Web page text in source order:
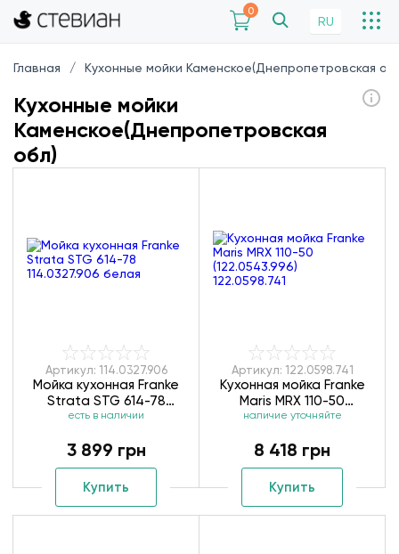
0
RU
Главная Кухонные мойки Каменское(Днепропетровская
Кухонные мойки
Каменское(Днепропетровская
обл)
Артикул: 114.0327.906
Мойка кухонная Franke
Strata STG 614-78
114.0327.906 белая
есть в наличии
3 899 грн
Купить
Артикул: 122.0598.741
Кухонная мойка Franke
Maris MRX 110-50
(122.0543.996)
наличие уточняйте
8 418 грн
Купить